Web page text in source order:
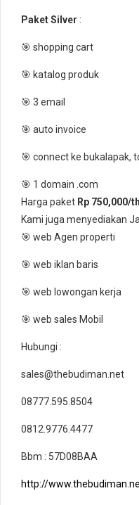
Paket Silver :
🎯 shopping cart
🎯 katalog produk
🎯 3 email
🎯 auto invoice
🎯 connect ke bukalapak,
🎯 1 domain .com
Harga paket Rp 750,000/
Kami juga menyediakan
🎯 web Agen properti
🎯 web iklan baris
🎯 web lowongan kerja
🎯 web sales Mobil
Hubungi :
sales@thebudiman.net
08777.595.8504
0812.9776.4477
Bbm : 57D08BAA
http://